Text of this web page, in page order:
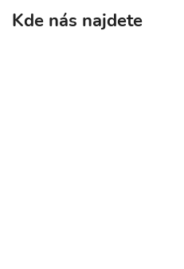
Kde nás najdete